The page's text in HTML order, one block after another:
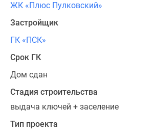
ЖК «Плюс Пулковский»
Застройщик
ГК «ПСК»
Срок ГК
Дом сдан
Стадия строительства
выдача ключей + заселение
Тип проекта